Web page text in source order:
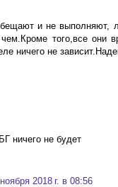
и не выполняют,
того,все они
ничего не
ничего не будет
2018 г. в 08:56